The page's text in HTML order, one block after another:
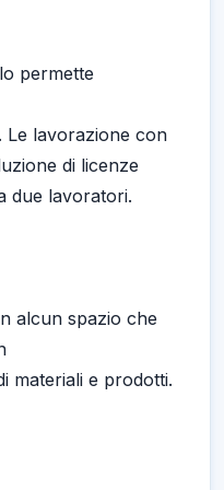
permette
Le lavorazione con
di licenze
due lavoratori.
alcun spazio che
materiali e prodotti.